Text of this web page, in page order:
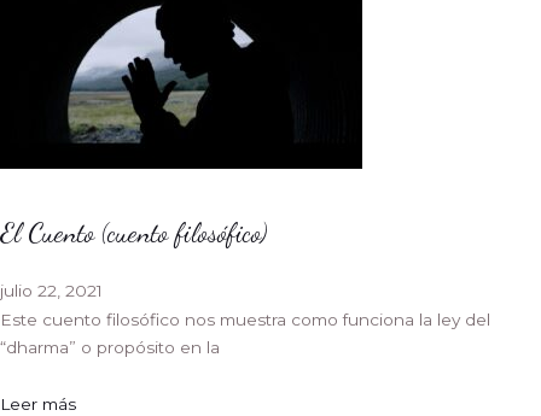
El Cuento (cuento filosófico)
julio 22, 2021
Este cuento filosófico nos muestra como funciona la ley del
“dharma” o propósito en la
Leer más